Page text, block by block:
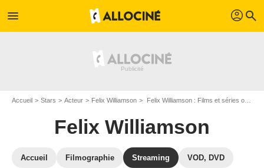
menu profil search
Accueil Stars Acteur Felix Williamson Felix Williamson : Films et séries online
Felix Williamson
Accueil Filmographie Streaming VOD, DVD